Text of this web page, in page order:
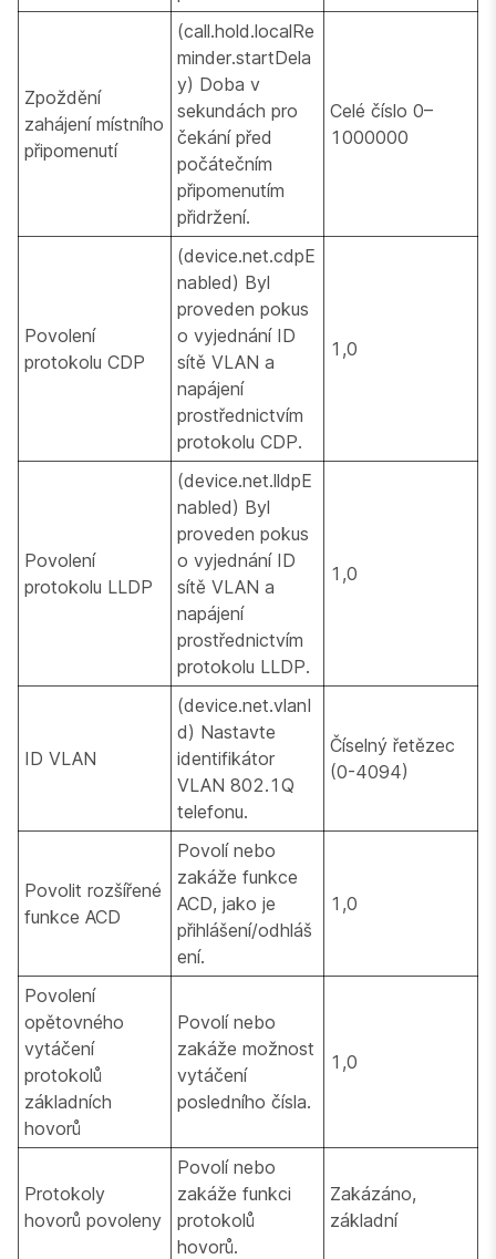
Zpoždění
zahájení místního
připomenutí
(call.hold.localRe
minder.startDela
y) Doba v
sekundách pro
čekání před
počátečním
připomenutím
přidržení.
Celé číslo 0–
1000000
Povolení
protokolu CDP
(device.net.cdpE
nabled) Byl
proveden pokus
o vyjednání ID
sítě VLAN a
napájení
prostřednictvím
protokolu CDP.
1,0
Povolení
protokolu LLDP
(device.net.lldpE
nabled) Byl
proveden pokus
o vyjednání ID
sítě VLAN a
napájení
prostřednictvím
protokolu LLDP.
1,0
ID VLAN
(device.net.vlanI
d) Nastavte
identifikátor
VLAN 802.1Q
telefonu.
Číselný řetězec
(0-4094)
Povolit rozšířené
funkce ACD
Povolí nebo
zakáže funkce
ACD, jako je
přihlášení/odhláš
ení.
1,0
Povolení
opětovného
vytáčení
protokolů
základních
hovorů
Povolí nebo
zakáže možnost
vytáčení
posledního čísla.
1,0
Protokoly
hovorů povoleny
Povolí nebo
zakáže funkci
protokolů
hovorů.
Zakázáno,
základní